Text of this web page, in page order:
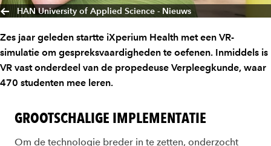
HAN University of Applied Science - Nieuws
Zes jaar geleden startte iXperium Health met een VR-
simulatie om gespreksvaardigheden te oefenen. Inmiddels is
VR vast onderdeel van de propedeuse Verpleegkunde, waar
470 studenten mee leren.
GROOTSCHALIGE IMPLEMENTATIE
Om de technologie breder in te zetten, onderzocht